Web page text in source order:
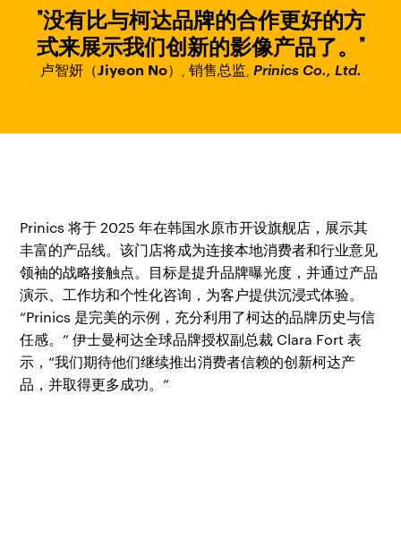
"没有比与柯达品牌的合作更好的方
式来展示我们创新的影像产品了。"
卢智妍（Jiyeon No） 销售总监, Prinics Co., Ltd.
Prinics 将于 2025 年在韩国水原市开设旗舰店，展示其
丰富的产品线。该门店将成为连接本地消费者和行业意见
领袖的战略接触点。目标是提升品牌曝光度，并通过产品
演示、工作坊和个性化咨询，为客户提供沉浸式体验。
“Prinics 是完美的示例，充分利用了柯达的品牌历史与信
任感。” 伊士曼柯达全球品牌授权副总裁 Clara Fort 表
示，“我们期待他们继续推出消费者信赖的创新柯达产
品，并取得更多成功。”